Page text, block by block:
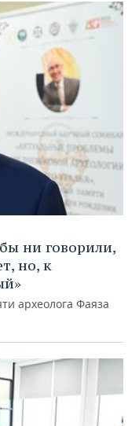
ни говорили,
но, к
археолога Фаяза